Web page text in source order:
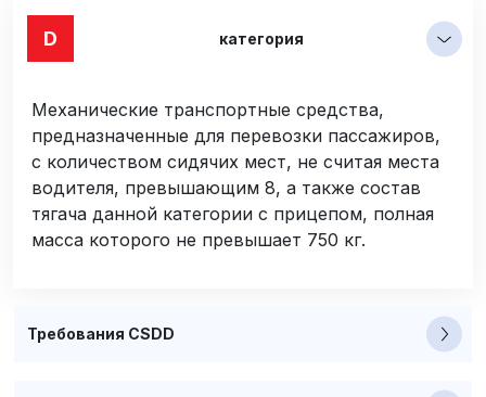
D категория
Механические транспортные средства,
предназначенные для перевозки пассажиров,
с количеством сидячих мест, не считая места
водителя, превышающим 8, а также состав
тягача данной категории с прицепом, полная
масса которого не превышает 750 кг.
Требования CSDD